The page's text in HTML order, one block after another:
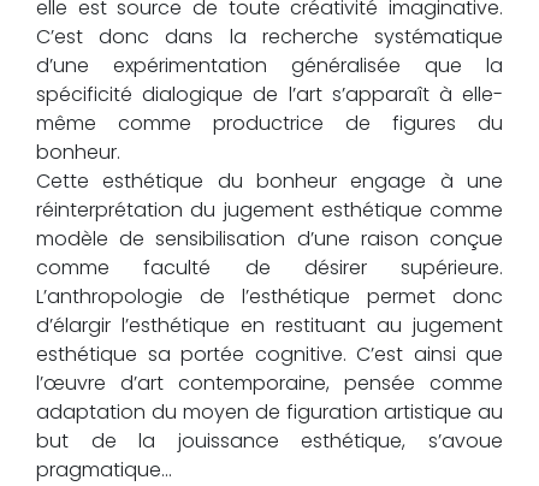
elle est source de toute créativité imaginative.
C’est donc dans la recherche systématique
d’une expérimentation généralisée que la
spécificité dialogique de l’art s’apparaît à elle-
même comme productrice de figures du
bonheur.
Cette esthétique du bonheur engage à une
réinterprétation du jugement esthétique comme
modèle de sensibilisation d’une raison conçue
comme faculté de désirer supérieure.
L’anthropologie de l’esthétique permet donc
d’élargir l’esthétique en restituant au jugement
esthétique sa portée cognitive. C’est ainsi que
l’œuvre d’art contemporaine, pensée comme
adaptation du moyen de figuration artistique au
but de la jouissance esthétique, s’avoue
pragmatique...